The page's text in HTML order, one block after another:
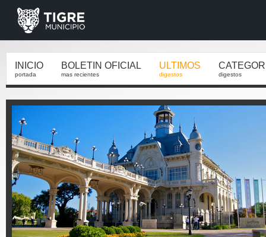
INICIO
portada
BOLETIN OFICIAL
mas recientes
ULTIMOS
digestos digestos